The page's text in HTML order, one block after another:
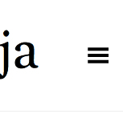
Toggle Menu